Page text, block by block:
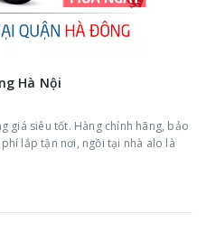
Hà Nội
giá siêu tốt. Hàng chính hãng, bảo
lắp tận nơi, ngồi tại nhà alo là